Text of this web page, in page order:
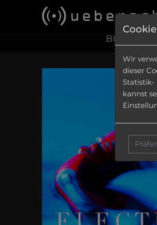
BUNDLES
Wir
dieser
Statistik-
kannst